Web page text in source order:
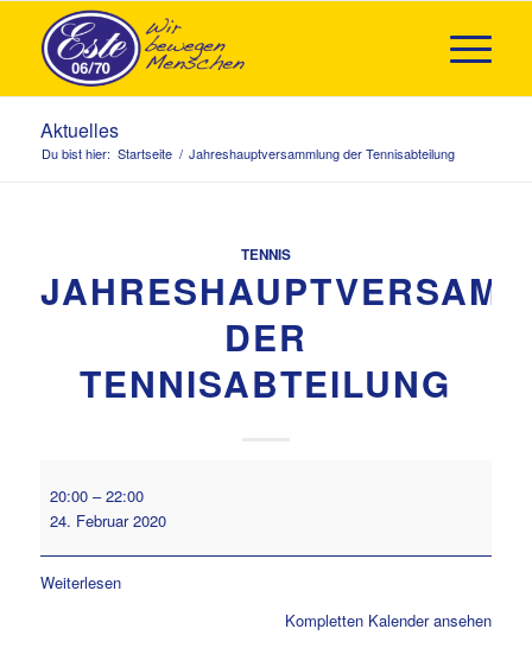
Aktuelles
Du bist hier: Startseite / Jahreshauptversammlung der Tennisabteilung
TENNIS
DER
TENNISABTEILUNG
der
Tennisabteilung
20:00 –22:00
24. Februar 2020
Weiterlesen
Kompletten Kalender ansehen